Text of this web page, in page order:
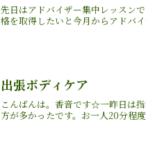
先日はアドバイザー集中レッスン
格を取得したいと今月からアドバ
出張ボディケア
こんばんは。香音です☆一昨日は
方が多かったです。お一人20分程